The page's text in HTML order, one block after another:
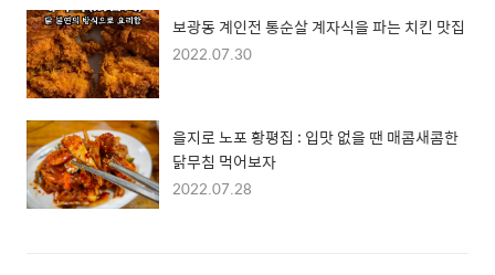
보광동 계인전 통순살 계자식을 파는 치킨 맛집
2022.07.30
을지로 노포 황평집 : 입맛 없을 땐 매콤새콤한
닭무침 먹어보자
2022.07.28